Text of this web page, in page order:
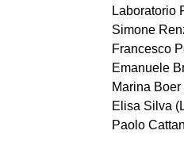
Laboratorio
Simone
Francesco
Emanuele
Marina
Elisa Silva
Paolo